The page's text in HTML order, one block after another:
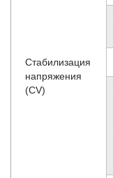
Стабилизация
напряжения
(CV)